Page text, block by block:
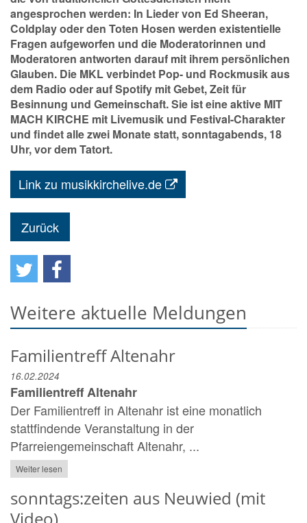
angesprochen werden: In Lieder von Ed Sheeran,
Coldplay oder den Toten Hosen werden existentielle
Fragen aufgeworfen und die Moderatorinnen und
Moderatoren antworten darauf mit ihrem persönlichen
Glauben. Die MKL verbindet Pop- und Rockmusik aus
dem Radio oder auf Spotify mit Gebet, Zeit für
Besinnung und Gemeinschaft. Sie ist eine aktive MIT
MACH KIRCHE mit Livemusik und Festival-Charakter
und findet alle zwei Monate statt, sonntagabends, 18
Uhr, vor dem Tatort.
Link zu musikkirchelive.de
Zurück
Weitere aktuelle Meldungen
Familientreff Altenahr
16.02.2024
Familientreff Altenahr
Der Familientreff in Altenahr ist eine monatlich
stattfindende Veranstaltung in der
Pfarreiengemeinschaft Altenahr, ...
Weiter lesen
sonntags:zeiten aus Neuwied (mit